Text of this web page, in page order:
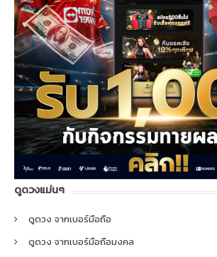
ดูดวงแม่นๆ
ดูดวง จากเบอร์มือถือ
ดูดวง จากเบอร์มือถือมงคล